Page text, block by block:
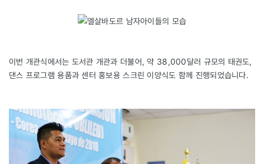
이번 개관식에서는 도서관 개관과 더불어, 약 38,000달러 규모의 태권도,
댄스 프로그램 용품과 센터 홍보용 스크린 이양식도 함께 진행되었습니다.